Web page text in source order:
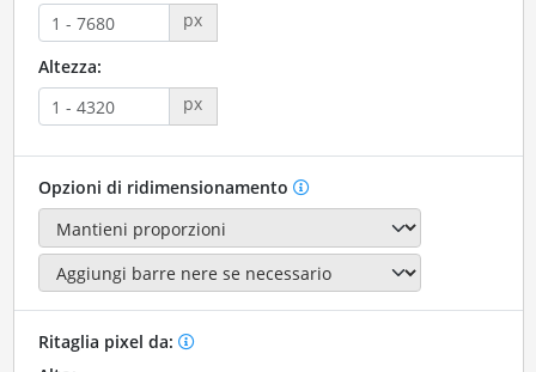
px
Altezza:
px
Opzioni di ridimensionamento
Ritaglia pixel da: